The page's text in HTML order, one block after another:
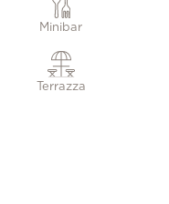
Minibar
Terrazza